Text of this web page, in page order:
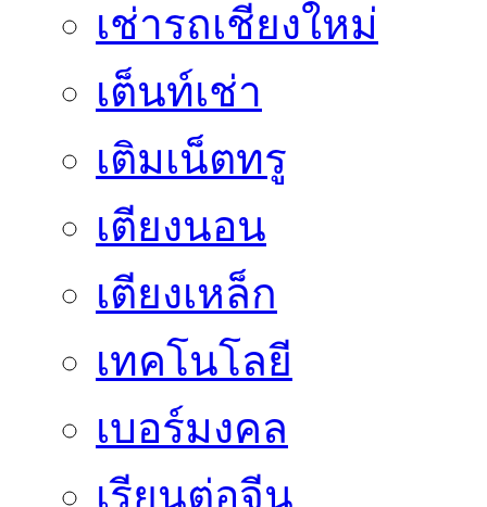
เช่ารถเชียงใหม่
เต็นท์เช่า
เติมเน็ตทรู
เตียงนอน
เตียงเหล็ก
เทคโนโลยี
เบอร์มงคล
เรียนต่อจีน